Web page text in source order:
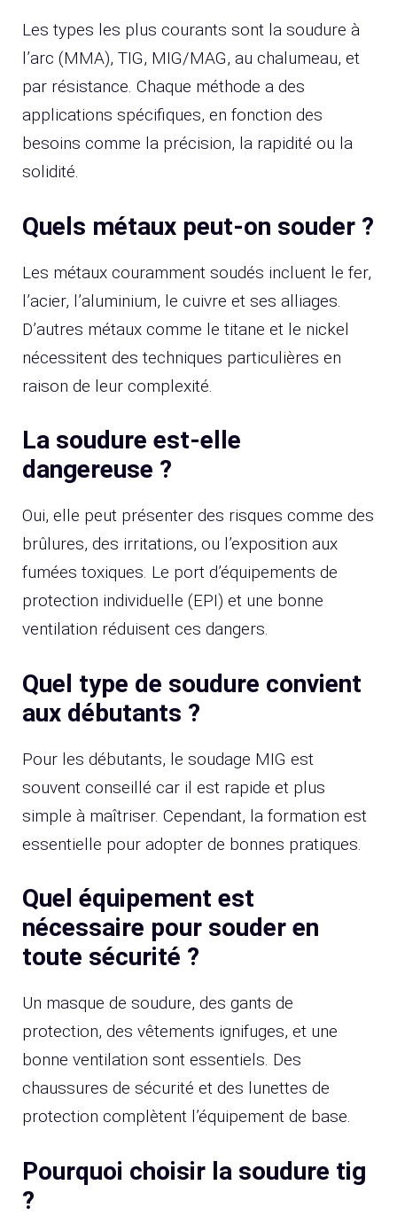
Les types les plus courants sont la soudure à
l’arc (MMA), TIG, MIG/MAG, au chalumeau, et
par résistance. Chaque méthode a des
applications spécifiques, en fonction des
besoins comme la précision, la rapidité ou la
solidité.
Quels métaux peut-on souder ?
Les métaux couramment soudés incluent le fer,
l’acier, l’aluminium, le cuivre et ses alliages.
D’autres métaux comme le titane et le nickel
nécessitent des techniques particulières en
raison de leur complexité.
La soudure est-elle
dangereuse ?
Oui, elle peut présenter des risques comme des
brûlures, des irritations, ou l’exposition aux
fumées toxiques. Le port d’équipements de
protection individuelle (EPI) et une bonne
ventilation réduisent ces dangers.
Quel type de soudure convient
aux débutants ?
Pour les débutants, le soudage MIG est
souvent conseillé car il est rapide et plus
simple à maîtriser. Cependant, la formation est
essentielle pour adopter de bonnes pratiques.
Quel équipement est
nécessaire pour souder en
toute sécurité ?
Un masque de soudure, des gants de
protection, des vêtements ignifuges, et une
bonne ventilation sont essentiels. Des
chaussures de sécurité et des lunettes de
protection complètent l’équipement de base.
Pourquoi choisir la soudure tig
?